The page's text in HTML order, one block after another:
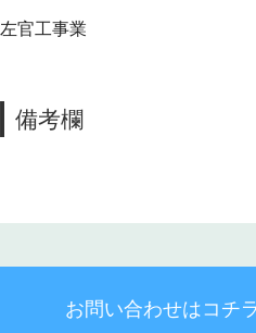
左官工事業
備考欄
お問い合わせはコチ